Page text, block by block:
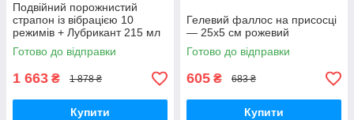
Подвійний порожнистий
страпон із вібрацією 10
режимів + Лубрикант 215 мл
+ Спрей для очищення секс-
іграшок Чорний
Готово до відправки
1 663 ₴ 1 878 ₴
Купити
Гелевий фаллос на присосці
— 25х5 см рожевий
Готово до відправки
605 ₴ 683 ₴
Купити